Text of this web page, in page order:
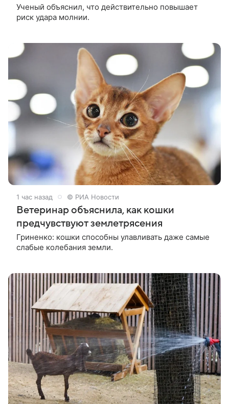
Ученый объяснил, что действительно повышает
риск удара молнии.
1 час назад © РИА Новости
Ветеринар объяснила, как кошки
предчувствуют землетрясения
Гриненко: кошки способны улавливать даже самые
слабые колебания земли.